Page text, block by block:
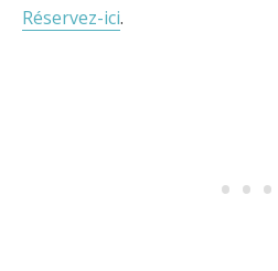
Réservez-ici.